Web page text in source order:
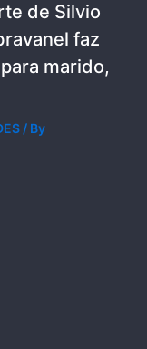
de Silvio
faz
marido,
/ By